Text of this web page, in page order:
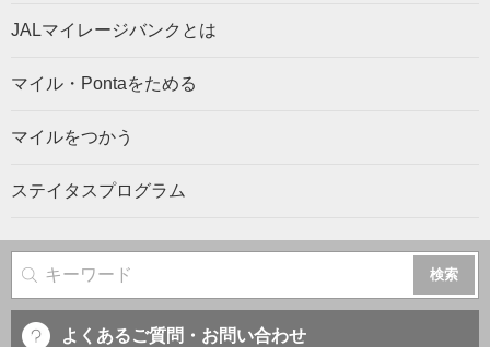
JALマイレージバンクとは
マイル・Pontaをためる
マイルをつかう
ステイタスプログラム
サイト内検索
よくあるご質問・お問い合わせ